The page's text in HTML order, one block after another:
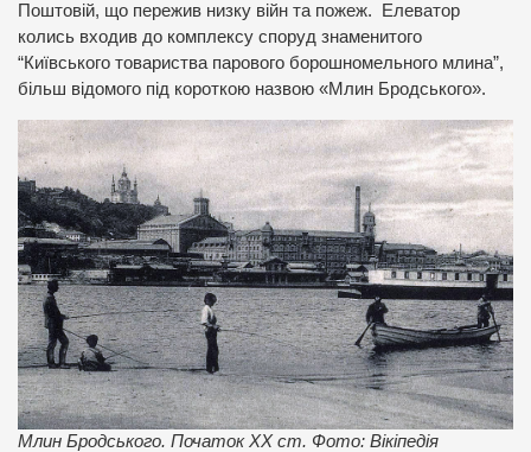
Поштовій, що пережив низку війн та пожеж. Елеватор
колись входив до комплексу споруд знаменитого
“Київського товариства парового борошномельного млина”,
більш відомого під короткою назвою «Млин Бродського».
Млин Бродського. Початок ХХ ст. Фото: Вікіпедія